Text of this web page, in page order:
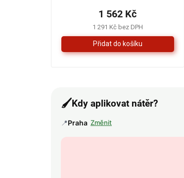
1 291 Kč bez DPH
1 562 Kč
🖌️Kdy aplikovat nátěr?
📍Praha Změnit